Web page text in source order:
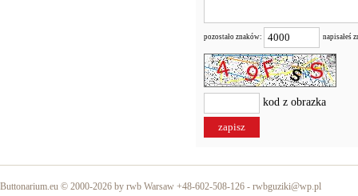
pozostało znaków: napisałeś
kod z obrazka
Buttonarium.eu © 2000-2026 by rwb Warsaw +48-602-508-126 - rwbguziki@wp.pl